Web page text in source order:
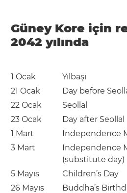
Güney Kore için
2042 yılında
1 Ocak
Yılbaşı
21 Ocak
Day before
22 Ocak
Seollal
23 Ocak
Day after Seollal
1 Mart
Independence
3 Mart
Independence
(substitute day)
5 Mayıs
Children’s Day
26 Mayıs
Buddha’s